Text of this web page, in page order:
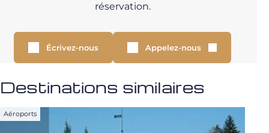
réservation.
Écrivez-nous Appelez-nous
Destinations similaires
Aéroports